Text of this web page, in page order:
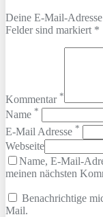
Deine E-Mail-
Felder sind markiert *
Kommentar *
Name *
E-Mail Adresse *
Webseite
Name, E-Mail-
meinen nächsten
Benachrichtige
Mail.